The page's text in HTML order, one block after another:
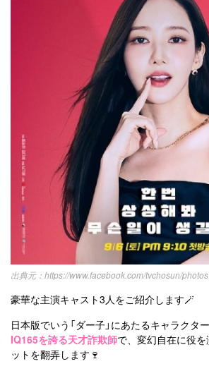
https://www.facebook.com/tvchosun/photos
豪華な主演キャスト3人をご紹介します🪄
日本版でいう「ダー子」にあたるキャラクタ
IQ165を誇る天才詐欺師で、変幻自在に役
ットを翻弄します🍷